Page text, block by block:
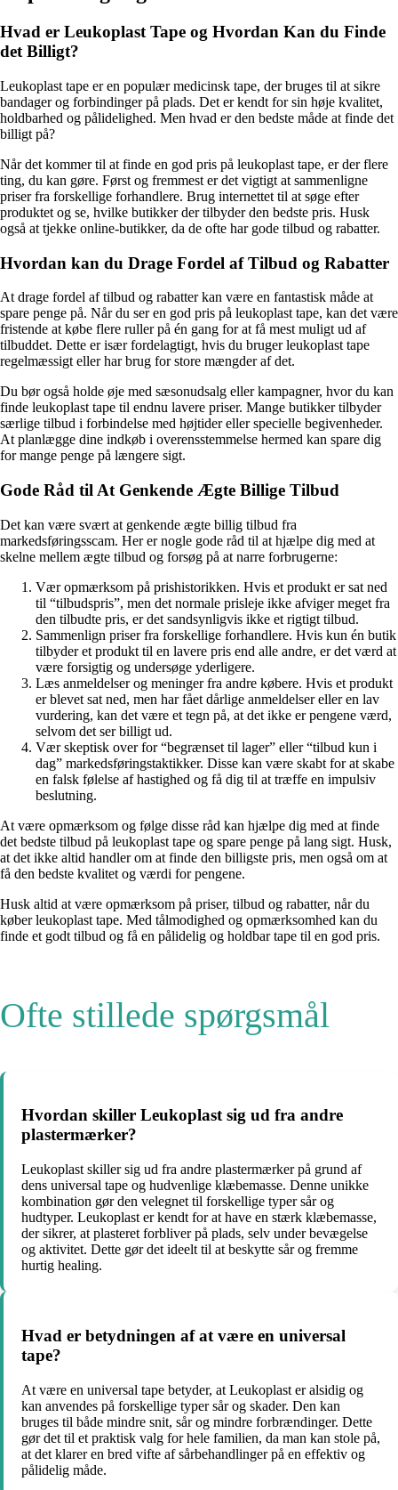
Hvad er Leukoplast Tape og Hvordan Kan du Finde
det Billigt?
Leukoplast tape er en populær medicinsk tape, der bruges til at sikre
bandager og forbindinger på plads. Det er kendt for sin høje kvalitet,
holdbarhed og pålidelighed. Men hvad er den bedste måde at finde det
billigt på?
Når det kommer til at finde en god pris på leukoplast tape, er der flere
ting, du kan gøre. Først og fremmest er det vigtigt at sammenligne
priser fra forskellige forhandlere. Brug internettet til at søge efter
produktet og se, hvilke butikker der tilbyder den bedste pris. Husk
også at tjekke online-butikker, da de ofte har gode tilbud og rabatter.
Hvordan kan du Drage Fordel af Tilbud og Rabatter
At drage fordel af tilbud og rabatter kan være en fantastisk måde at
spare penge på. Når du ser en god pris på leukoplast tape, kan det være
fristende at købe flere ruller på én gang for at få mest muligt ud af
tilbuddet. Dette er især fordelagtigt, hvis du bruger leukoplast tape
regelmæssigt eller har brug for store mængder af det.
Du bør også holde øje med sæsonudsalg eller kampagner, hvor du kan
finde leukoplast tape til endnu lavere priser. Mange butikker tilbyder
særlige tilbud i forbindelse med højtider eller specielle begivenheder.
At planlægge dine indkøb i overensstemmelse hermed kan spare dig
for mange penge på længere sigt.
Gode Råd til At Genkende Ægte Billige Tilbud
Det kan være svært at genkende ægte billig tilbud fra
markedsføringsscam. Her er nogle gode råd til at hjælpe dig med at
skelne mellem ægte tilbud og forsøg på at narre forbrugerne:
Vær opmærksom på prishistorikken. Hvis et produkt er sat ned
til “tilbudspris”, men det normale prisleje ikke afviger meget fra
den tilbudte pris, er det sandsynligvis ikke et rigtigt tilbud.
Sammenlign priser fra forskellige forhandlere. Hvis kun én butik
tilbyder et produkt til en lavere pris end alle andre, er det værd at
være forsigtig og undersøge yderligere.
Læs anmeldelser og meninger fra andre købere. Hvis et produkt
er blevet sat ned, men har fået dårlige anmeldelser eller en lav
vurdering, kan det være et tegn på, at det ikke er pengene værd,
selvom det ser billigt ud.
Vær skeptisk over for “begrænset til lager” eller “tilbud kun i
dag” markedsføringstaktikker. Disse kan være skabt for at skabe
en falsk følelse af hastighed og få dig til at træffe en impulsiv
beslutning.
At være opmærksom og følge disse råd kan hjælpe dig med at finde
det bedste tilbud på leukoplast tape og spare penge på lang sigt. Husk,
at det ikke altid handler om at finde den billigste pris, men også om at
få den bedste kvalitet og værdi for pengene.
Husk altid at være opmærksom på priser, tilbud og rabatter, når du
køber leukoplast tape. Med tålmodighed og opmærksomhed kan du
finde et godt tilbud og få en pålidelig og holdbar tape til en god pris.
Ofte stillede spørgsmål
Hvordan skiller Leukoplast sig ud fra andre
plastermærker?
Leukoplast skiller sig ud fra andre plastermærker på grund af
dens universal tape og hudvenlige klæbemasse. Denne unikke
kombination gør den velegnet til forskellige typer sår og
hudtyper. Leukoplast er kendt for at have en stærk klæbemasse,
der sikrer, at plasteret forbliver på plads, selv under bevægelse
og aktivitet. Dette gør det ideelt til at beskytte sår og fremme
hurtig healing.
Hvad er betydningen af ​​at være en universal
tape?
At være en universal tape betyder, at Leukoplast er alsidig og
kan anvendes på forskellige typer sår og skader. Den kan
bruges til både mindre snit, sår og mindre forbrændinger. Dette
gør det til et praktisk valg for hele familien, da man kan stole på,
at det klarer en bred vifte af sårbehandlinger på en effektiv og
pålidelig måde.